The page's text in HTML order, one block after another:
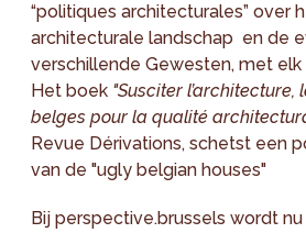
“politiques architecturales” over
architecturale landschap en de
verschillende Gewesten, met elk
Het boek "Susciter
belges pour la qualité
Revue Dérivations, schetst een
van de "ugly belgian houses"
Bij perspective.brussels wordt